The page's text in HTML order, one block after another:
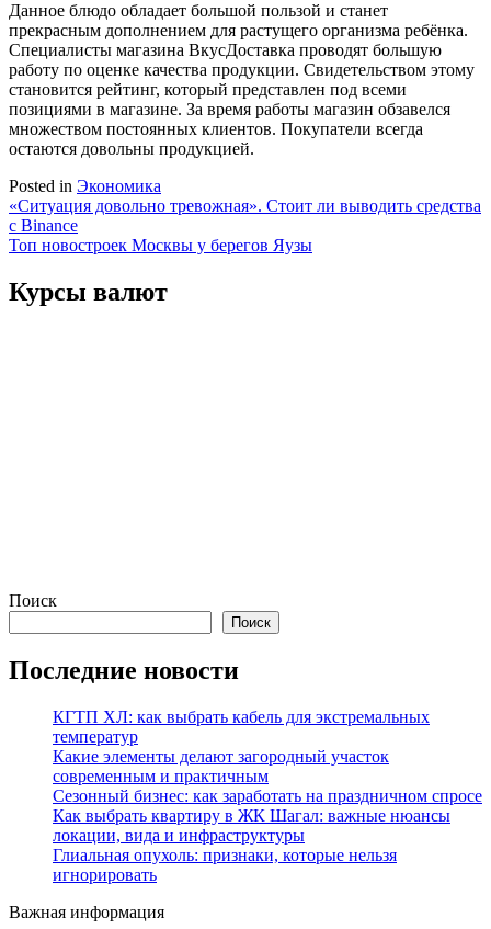
Данное блюдо обладает большой пользой и станет
прекрасным дополнением для растущего организма ребёнка.
Специалисты магазина ВкусДоставка проводят большую
работу по оценке качества продукции. Свидетельством этому
становится рейтинг, который представлен под всеми
позициями в магазине. За время работы магазин обзавелся
множеством постоянных клиентов. Покупатели всегда
остаются довольны продукцией.
Posted in Экономика
Навигация
по
«Ситуация довольно тревожная». Стоит ли выводить средства
с Binance
Топ новостроек Москвы у берегов Яузы
Курсы валют
Поиск
Поиск
Последние новости
КГТП ХЛ: как выбрать кабель для экстремальных
температур
Какие элементы делают загородный участок
современным и практичным
Сезонный бизнес: как заработать на праздничном спросе
Как выбрать квартиру в ЖК Шагал: важные нюансы
локации, вида и инфраструктуры
Глиальная опухоль: признаки, которые нельзя
игнорировать
Важная информация